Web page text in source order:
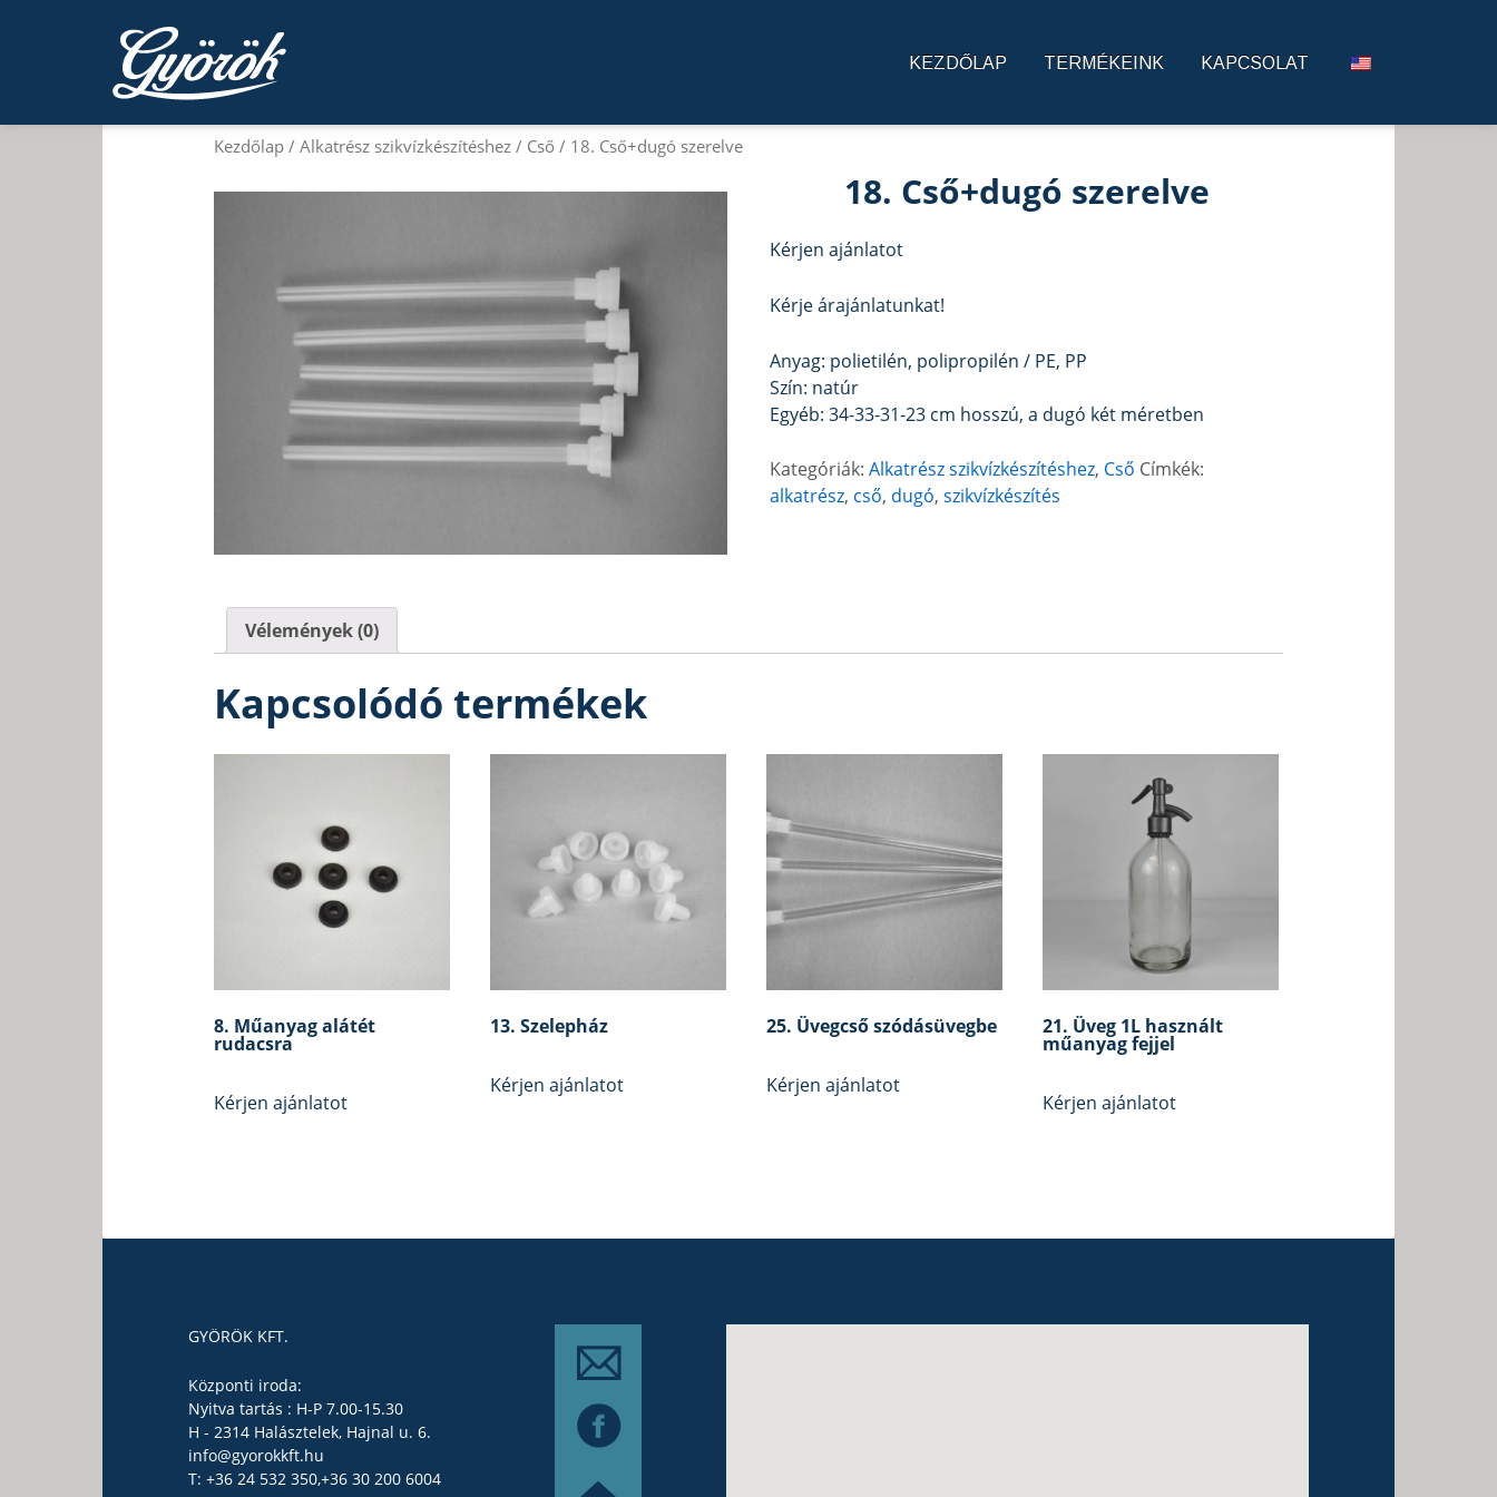
KEZDŐLAP TERMÉKEINK KAPCSOLAT
Kezdőlap / Alkatrész szikvízkészítéshez / Cső / 18. Cső+dugó szerelve
18. Cső+dugó szerelve
Kérjen ajánlatot
Kérje árajánlatunkat!
Anyag: polietilén, polipropilén / PE, PP
Szín: natúr
Egyéb: 34-33-31-23 cm hosszú, a dugó két méretben
Kategóriák:Alkatrész szikvízkészítéshez, Cső Címkék:
alkatrész, cső, dugó,szikvízkészítés
Vélemények (0)
Kapcsolódó termékek
8. Műanyag alátét
rudacsra
Kérjen ajánlatot
13. Szelepház
Kérjen ajánlatot
25. Üvegcső szódásüvegbe
Kérjen ajánlatot
21. Üveg 1L használt
műanyag fejjel
Kérjen ajánlatot
GYÖRÖK KFT.
Központi iroda:
Nyitva tartás : H-P 7.00-15.30
H - 2314 Halásztelek, Hajnal u. 6.
info@gyorokkft.hu
T: +36 24 532 350,+36 30 200 6004